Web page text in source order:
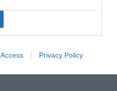
Privacy Policy